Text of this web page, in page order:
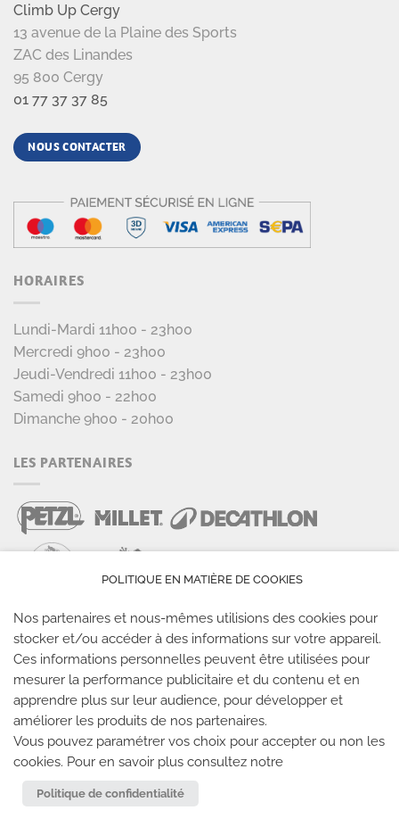
Climb Up Cergy
13 avenue de la Plaine des Sports
ZAC des Linandes
95 800 Cergy
01 77 37 37 85
NOUS CONTACTER
HORAIRES
Lundi-Mardi 11h00 - 23h00
Mercredi 9h00 - 23h00
Jeudi-Vendredi 11h00 - 23h00
Samedi 9h00 - 22h00
Dimanche 9h00 - 20h00
LES PARTENAIRES
LES SALLES CLIMB UP
Climb Up vous accueille dans ses salles, partout en
France
TROUVE TA SALLE
POLITIQUE EN MATIÈRE DE COOKIES
Nos partenaires et nous-mêmes utilisions des cookies pour
stocker et/ou accéder à des informations sur votre appareil.
Ces informations personnelles peuvent être utilisées pour
mesurer la performance publicitaire et du contenu et en
apprendre plus sur leur audience, pour développer et
améliorer les produits de nos partenaires.
Vous pouvez paramétrer vos choix pour accepter ou non les
cookies. Pour en savoir plus consultez notre
Politique de confidentialité